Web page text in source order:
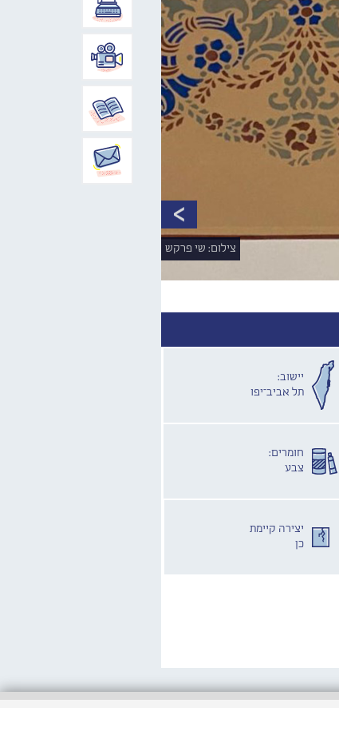
צילום: שי פרקש
יישוב:
תל אביב־יפו
חומרים:
צבע
יצירה קיימת
כן